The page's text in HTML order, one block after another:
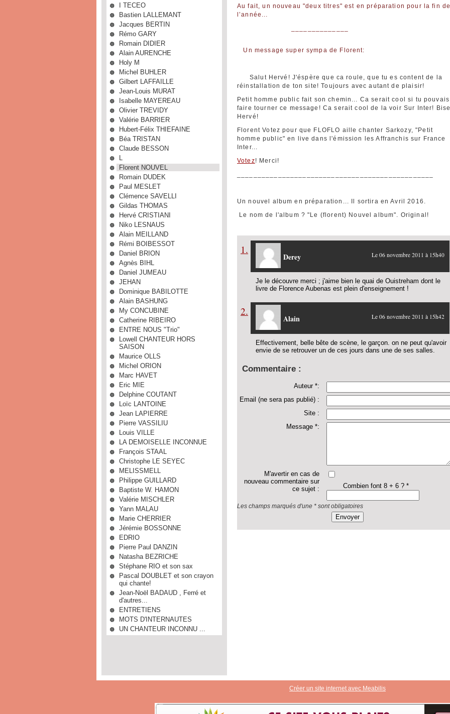
I TECEO
Bastien LALLEMANT
Jacques BERTIN
Rémo GARY
Romain DIDIER
Alain AURENCHE
Holy M
Michel BUHLER
Gilbert LAFFAILLE
Jean-Louis MURAT
Isabelle MAYEREAU
Olivier TREVIDY
Valérie BARRIER
Hubert-Félix THIEFAINE
Béa TRISTAN
Claude BESSON
Florent NOUVEL
Romain DUDEK
Paul MESLET
Clémence SAVELLI
Gildas THOMAS
Hervé CRISTIANI
Niko LESNAUS
Alain MEILLAND
Rémi BOIBESSOT
Daniel BRION
Agnès BIHL
Daniel JUMEAU
JEHAN
Dominique BABILOTTE
Alain BASHUNG
My CONCUBINE
Catherine RIBEIRO
ENTRE NOUS "Trio"
Lowell CHANTEUR HORS
SAISON
Maurice OLLS
Michel ORION
Marc HAVET
Eric MIE
Delphine COUTANT
Loïc LANTOINE
Jean LAPIERRE
Pierre VASSILIU
Louis VILLE
LA DEMOISELLE INCONNUE
François STAAL
Christophe LE SEYEC
MELISSMELL
Philippe GUILLARD
Baptiste W. HAMON
Valérie MISCHLER
Yann MALAU
Marie CHERRIER
Jérémie BOSSONNE
EDRIO
Pierre Paul DANZIN
Natasha BEZRICHE
Stéphane RIO et son sax
Pascal DOUBLET et son crayon
qui chante!
Jean-Noël BADAUD , Ferré et
d'autres...
ENTRETIENS
MOTS D'INTERNAUTES
UN CHANTEUR INCONNU ...
Au fait, un nouveau "deux titres" est en préparation pour la fin
l’année...
Un message super sympa de Florent:
Salut Hervé! J'éspère que ca roule, que tu es content de la
réinstallation de ton site! Toujours avec autant de plaisir!
Petit homme public fait son chemin... Ca serait cool si tu pouvais
faire tourner ce message! Ca serait cool de la voir Sur Inter!
Hervé!
Florent Votez pour que FLOFLO aille chanter Sarkozy, "Petit
homme public" en live dans l'émission les Affranchis sur France
Inter...
Votez! Merci!
Un nouvel album en préparation... Il sortira en Avril 2016.
Le nom de l'album ? "Le (florent) Nouvel album". Original!
1.
Derey Le 06 novembre 2011 à 15h40
Je le découvre merci ; j'aime bien le quai de Ouistreham dont le
livre de Florence Aubenas est plein d'enseignement !
2.
Alain Le 06 novembre 2011 à 15h42
Effectivement, belle bête de scène, le garçon. on ne peut qu'avoir
envie de se retrouver un de ces jours dans une de ses salles.
Commentaire :
Auteur *:
Email (ne sera pas publié) :
Site :
Message *:
M'avertir en cas de
nouveau commentaire sur
ce sujet :
Combien font 8 + 6 ? *
Les champs marqués d'une * sont obligatoires
Créer un site internet avec Meabilis